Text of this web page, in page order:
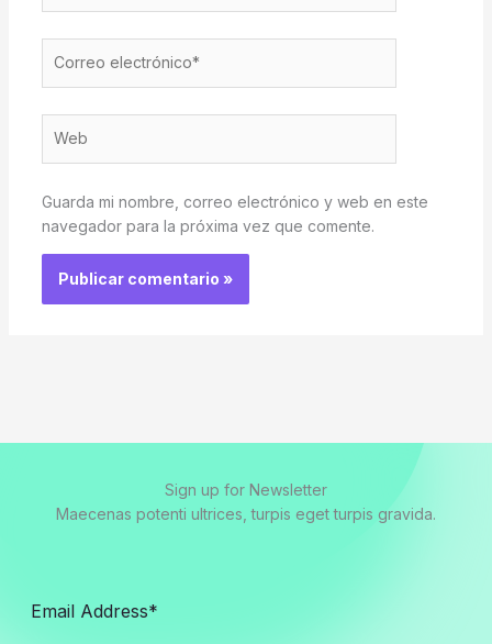
electrónico*
Guarda mi nombre, correo electrónico y web en este
navegador para la próxima vez que comente.
Sign up for Newsletter
Maecenas potenti ultrices, turpis eget turpis gravida.